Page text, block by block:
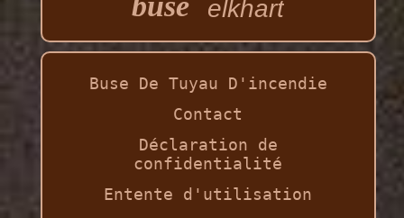
elkhart
Buse De Tuyau D'incendie
Contact
Déclaration de
confidentialité
Entente d'utilisation